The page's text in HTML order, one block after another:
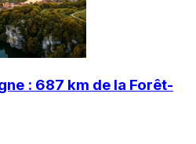
: 687 km de la Forêt-